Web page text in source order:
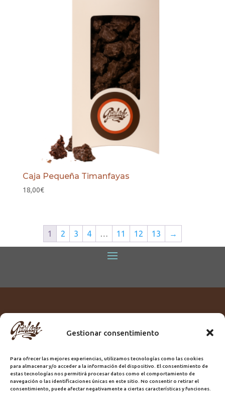
Gestionar consentimiento
Para ofrecer las mejores experiencias, utilizamos tecnologías como las cookies
para almacenar y/o acceder a la información del dispositivo. El consentimiento de
estas tecnologías nos permitirá procesar datos como el comportamiento de
navegación o las identificaciones únicas en este sitio. No consentir o retirar el
consentimiento, puede afectar negativamente a ciertas características y funciones.
Caja Pequeña Timanfayas
18,00€
1 2 3 4 … 11 12 13 →
Titular:
ROME GUIRLACHE SL.
Domicilio:Calle Triana, 68
Ciudad:Las Palmas de Gran Canaria
Registro Sanitario:GC/20/PH/7192